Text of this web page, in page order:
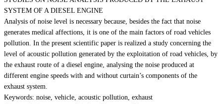
SYSTEM OF A DIESEL ENGINE
Analysis of noise level is necessary because, besides the fact that noise
generates medical affections, it is one of the main factors of road vehicles
pollution. In the present scientific paper is realized a study concerning the
level of acoustic pollution generated by the exploitation of road vehicles, by
the exhaust route of a diesel engine, analysing the noise produced at
different engine speeds with and without curtain’s components of the
exhaust system.
Keywords: noise, vehicle, acoustic pollution, exhaust